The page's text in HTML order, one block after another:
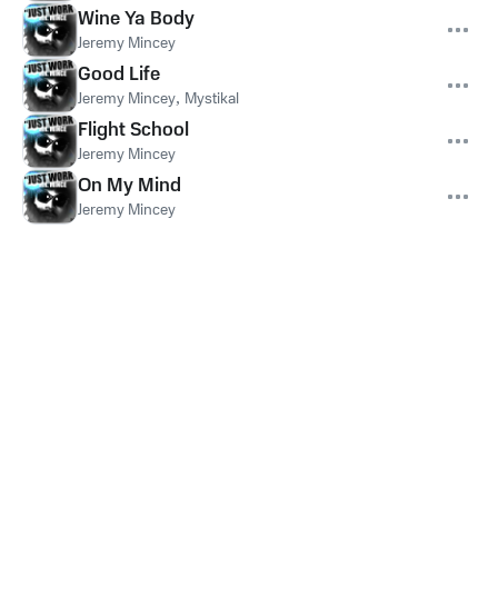
Wine Ya Body
Jeremy Mincey
Good Life
Jeremy Mincey, Mystikal
Flight School
Jeremy Mincey
On My Mind
Jeremy Mincey